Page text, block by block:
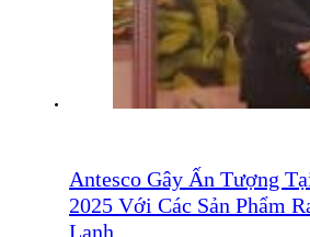
Antesco Gây Ấn Tượng
2025 Với Các Sản Phẩm
Lạnh